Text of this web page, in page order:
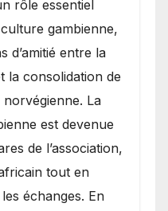
rôle essentiel
gambienne,
d’amitié entre la
la consolidation de
La
est devenue
de l’association,
tout en
échanges. En